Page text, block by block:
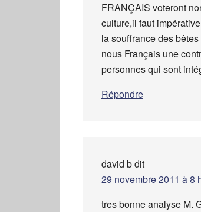
FRANÇAIS voteront
culture,il faut
la souffrance des
nous Français une
personnes qui sont
Répondre
david bdit
29 novembre 2011 à 8
tres bonne analyse M.